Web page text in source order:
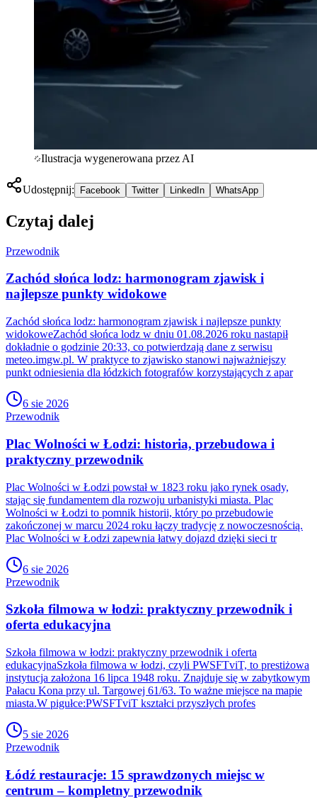
Ilustracja wygenerowana przez AI
Udostępnij: Facebook Twitter LinkedIn WhatsApp
Czytaj dalej
Przewodnik
Zachód słońca lodz: harmonogram zjawisk i
najlepsze punkty widokowe
Zachód słońca lodz: harmonogram zjawisk i najlepsze punkty
widokoweZachód słońca lodz w dniu 01.08.2026 roku nastąpił
dokładnie o godzinie 20:33, co potwierdzają dane z serwisu
meteo.imgw.pl. W praktyce to zjawisko stanowi najważniejszy
punkt odniesienia dla łódzkich fotografów korzystających z apar
6 sie 2026
Przewodnik
Plac Wolności w Łodzi: historia, przebudowa i
praktyczny przewodnik
Plac Wolności w Łodzi powstał w 1823 roku jako rynek osady,
stając się fundamentem dla rozwoju urbanistyki miasta. Plac
Wolności w Łodzi to pomnik historii, który po przebudowie
zakończonej w marcu 2024 roku łączy tradycję z nowoczesnością.
Plac Wolności w Łodzi zapewnia łatwy dojazd dzięki sieci tr
6 sie 2026
Przewodnik
Szkoła filmowa w łodzi: praktyczny przewodnik i
oferta edukacyjna
Szkoła filmowa w łodzi: praktyczny przewodnik i oferta
edukacyjnaSzkoła filmowa w łodzi, czyli PWSFTviT, to prestiżowa
instytucja założona 16 lipca 1948 roku. Znajduje się w zabytkowym
Pałacu Kona przy ul. Targowej 61/63. To ważne miejsce na mapie
miasta.W pigułce:PWSFTviT kształci przyszłych profes
5 sie 2026
Przewodnik
Łódź restauracje: 15 sprawdzonych miejsc w
centrum – kompletny przewodnik